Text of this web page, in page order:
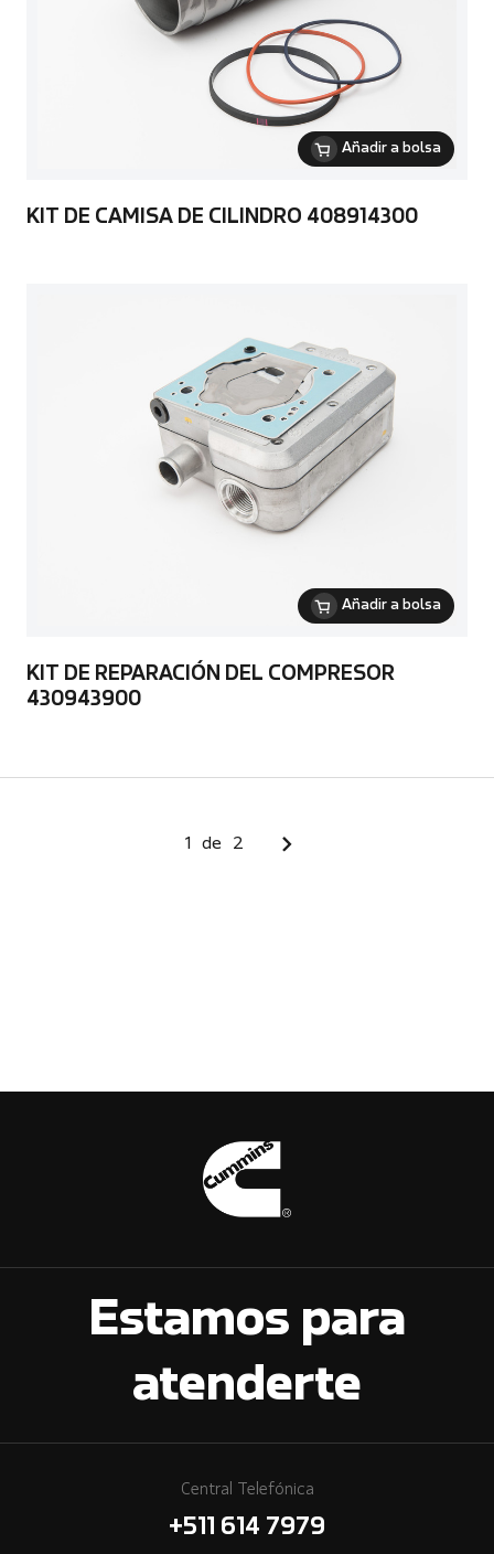
Añadir a bolsa
KIT DE CAMISA DE CILINDRO 408914300
Añadir a bolsa
KIT DE REPARACIÓN DEL COMPRESOR
430943900
1 de 2
Estamos para
atenderte
Central Telefónica
+511 614 7979